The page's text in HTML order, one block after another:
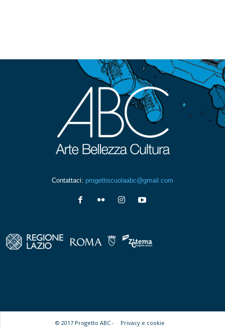
Contattaci: progettiscuolaabc@gmail.com
© 2017 Progetto ABC - Privacy e cookie